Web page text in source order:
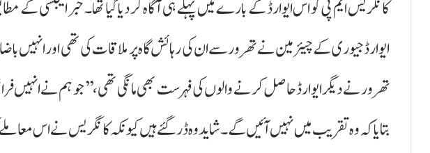
کانگریس ایم پی کو اس ایوارڈ کے بارے میں پہلے ہی آگاہ کر دیا گیا تھا۔ خبر ایجنسی
ایوارڈ جیوری کے چیئرمین نے تھرور سے ان کی رہائش گاہ پر ملاقات کی تھی اور انہیں
تھرور نے دیگر ایوارڈ حاصل کرنے والوں کی فہرست بھی مانگی تھی، ’’جو ہم نے
بتایا کہ وہ تقریب میں نہیں آئیں گے۔ شاید وہ ڈر گئے ہیں کیونکہ کانگریس نے اس معاملے